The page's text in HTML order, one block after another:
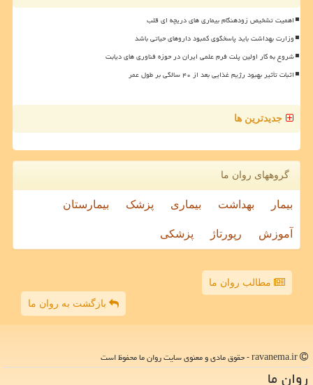
اهمیت تشخیص زودهنگام بیماری های دریچه ای قلب
وزارت بهداشت باید پاسخگوی کمبود داروهای حیاتی باشد
شروع به کار اولین پلت فرم علمی ایران در حوزه فناوری های دیابت
اثبات تأثیر بهبود رژیم غذایی بعد از ۴۰ سالگی بر طول عمر
جدیدترین ها
گروههای روان ما
بیمار بهداشت بیماری پزشک بیمارستان
آموزش رپورتاژ پزشکی
مطالب روان ما
بازگشت به روان ما
روان ما